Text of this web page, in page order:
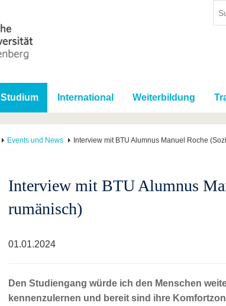
Studium International Weiterbildung
Events und News Interview mit BTU Alumnus Manuel Roche
Interview mit BTU Alumnus
rumänisch)
01.01.2024
Den Studiengang würde ich den Menschen
kennenzulernen und bereit sind ihre